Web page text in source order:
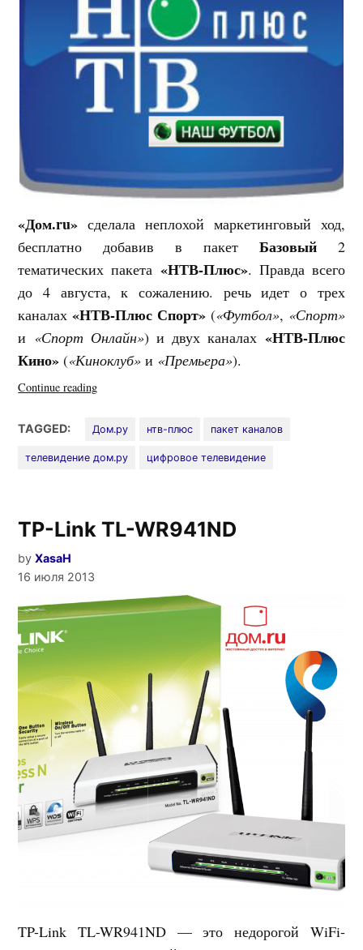
«Дом.ru» сделала неплохой маркетинговый ход,
бесплатно добавив в пакет Базовый2
тематических пакета «НТВ-Плюс». Правда всего
до 4 августа, к сожалению. речь идет о трех
каналах«НТВ-Плюс Спорт» («Футбол», «Спорт»
и «Спорт Онлайн») и двух каналах «НТВ-Плюс
Кино» («Киноклуб» и «Премьера»).
Continue reading«Дом.ру
месяц
НТВ-
Базовый»
TAGGED: Дом.ру нтв-плюс пакет каналов
телевидение дом.ру цифровое телевидение
TP-Link TL-WR941ND
by XasaH
16 июля 2013
TP-Link TL-WR941ND — это недорогой WiFi-